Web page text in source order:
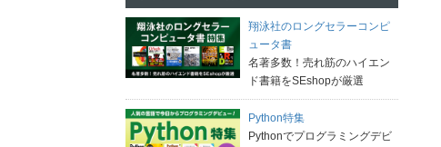
翔泳社のロングセラーコンピ
ュータ書
名著多数！売れ筋のハイエン
ド書籍をSEshopが厳選
Python特集
Pythonでプログラミングデビ